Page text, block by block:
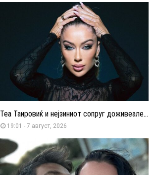
Теа Таировиќ и нејзиниот сопруг доживеале...
19:01 - 7 август, 2026